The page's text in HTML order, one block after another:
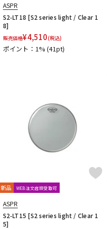
ASPR
S2-LT18 [S2 series light / Clear 1
8]
販売価格¥4,510(税込)
ポイント：1%(41pt)
新品 WEB注文店頭受取可
ASPR
S2-LT15 [S2 series light / Clear 1
5]